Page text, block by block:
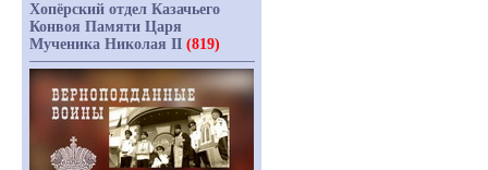
Хопёрский отдел Казачьего
Конвоя Памяти Царя
Мученика Николая II (819)